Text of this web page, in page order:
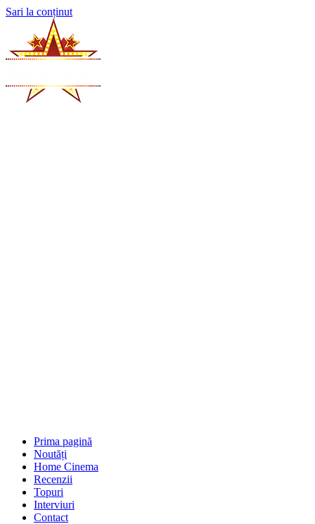
Sari la conținut
Prima pagină
Noutăți
Home Cinema
Recenzii
Topuri
Interviuri
Contact